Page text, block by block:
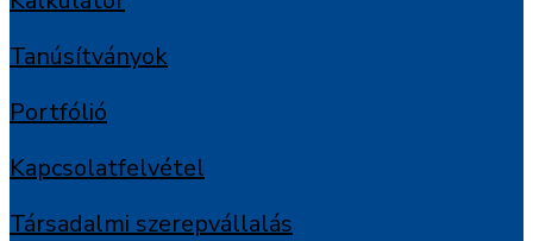
Tanúsítványok
Portfólió
Kapcsolatfelvétel
Társadalmi szerepvállalás